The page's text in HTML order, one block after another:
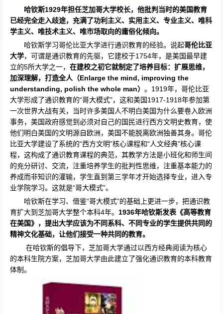
哈钦斯1929年担任芝加哥大学校长，他批判当时的美国教育
已经完全走入歧途，充满了功利主义、实用主义、专业主义、唯科
学主义、唯技术主义、唯市场取向的庸俗化倾向。
哈钦斯学习哥伦比亚大学进行通识教育的经验。说起哥伦比亚
大学，可谓是通识教育的先驱，它建校于1754年，是美国最早建
立的5所大学之一， 在建校之初它就制定了培养目标：扩展思维，
加深理解，打造全人（Enlarge the mind, improving the
understanding, polish the whole man） 。1919年，哥伦比亚
大学形成了通识教育的“哥大模式”，这和美国1917-1918年参加第
一次世界大战有关，当时许多美国人不明白美国为什么要卷入欧洲
事务，美国政府感觉到必须对自己的国民进行西方文明史教育，使
他们明白美国的文明源自欧洲，美国不能脱离欧洲独善其身。哥伦
比亚大学建设了系统的“西方文明”核心课程和“人文经典”核心课
程，这构成了通识教育课程的典范，其教学方法是小班化和师生间
的充分研讨、交流，注重培养学生的批判性思维，注重基本能力的
养成而非知识的灌输，学生直到第三学年才开始选择专业，进入专
业学院学习。这就是“哥大模式”。
哈钦斯在学习、借鉴“哥大模式”的基础上更进一步，把通识教
育扩大到芝加哥大学整个本科4年。 1936年哈钦斯发表《高等教育
在美国》，提出大学应该为不同系科、不同专业的学生提供共同的
精神文化基础，让他们接受一种共同的教育。
在哈钦斯的倡导下，芝加哥大学通过以西方经典阅读为核心
的本科生院方案，芝加哥大学由此建立了强化通识教育的本科教育
体制。